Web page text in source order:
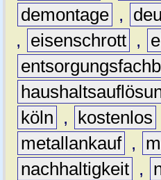
demontage ,
,
eisenschrott ,
köln
, kostenlos
metallankauf ,
nachhaltigkeit ,